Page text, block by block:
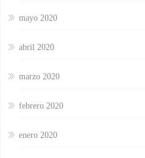
mayo 2020
abril 2020
marzo 2020
febrero 2020
enero 2020